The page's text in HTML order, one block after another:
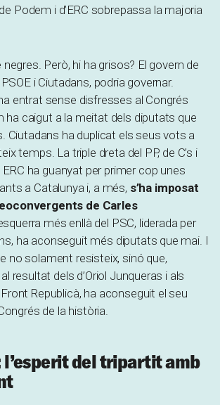
Podem i d’ERC sobrepassa la majoria
Però, hi ha grisos? El govern de
i Ciutadans, podria governar.
entrat sense disfresses al Congrés
ha caigut a la meitat dels diputats que
Ciutadans ha duplicat els seus vots a
temps. La triple dreta del PP, de C’s i
ha guanyat per primer cop unes
a Catalunya i, a més, s’ha imposat
de Carles
més enllà del PSC, liderada per
ha aconseguit més diputats que mai. I
no solament resisteix, sinó que,
resultat dels d’Oriol Junqueras i als
Republicà, ha aconseguit el seu
de la història.
del tripartit amb